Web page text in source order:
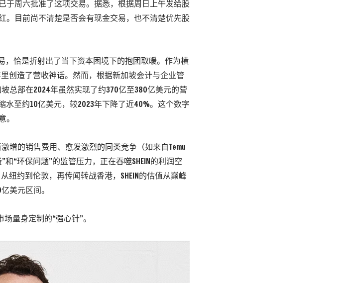
于周六批准了这项交易。据悉，根据周日上午发给股
。目前尚不清楚是否会有现金交易，也不清楚优先股
，恰是折射出了当下资本困境下的抱团取暖。作为横
创造了营收神话。然而，根据新加坡会计与企业管
坡总部在2024年虽然实现了约370亿至380亿美元的营
至约10亿美元，较2023年下降了近40%。 这个数字
。
激增的销售费用、愈发激烈的同类竞争（如来自Temu
和“环保问题”的监管压力，正在吞噬SHEIN的利润空
纽约到伦敦，再传闻转战香港，SHEIN的估值从巅峰
美元区间。
场量身定制的“强心针”。